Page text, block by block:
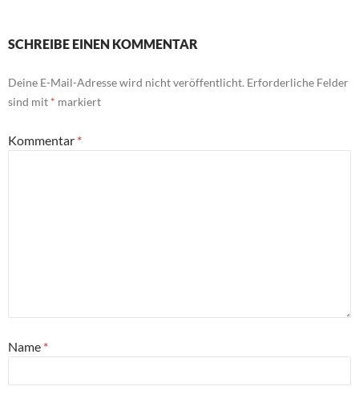
SCHREIBE EINEN KOMMENTAR
Deine E-Mail-Adresse wird nicht veröffentlicht. Erforderliche Felder
sind mit * markiert
Kommentar *
Name *